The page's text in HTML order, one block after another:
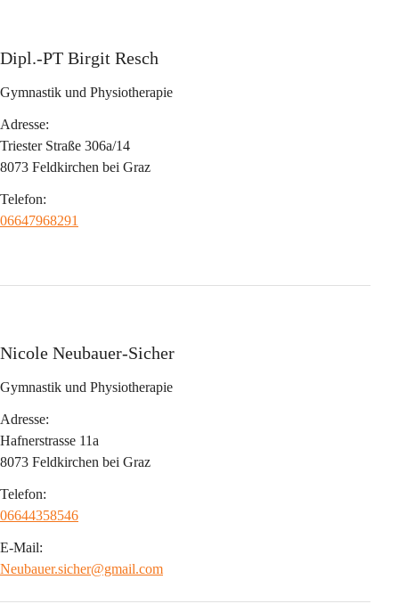
Dipl.-PT Birgit Resch
Gymnastik und Physiotherapie
Adresse:
Triester Straße 306a/14
8073 Feldkirchen bei Graz
Telefon:
06647968291
Nicole Neubauer-Sicher
Gymnastik und Physiotherapie
Adresse:
Hafnerstrasse 11a
8073 Feldkirchen bei Graz
Telefon:
06644358546
E-Mail:
Neubauer.sicher@gmail.com